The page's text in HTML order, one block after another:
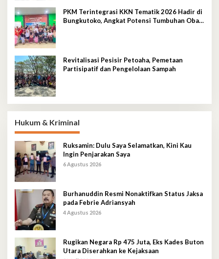
PKM Terintegrasi KKN Tematik 2026 Hadir di
Bungkutoko, Angkat Potensi Tumbuhan Obat
Revitalisasi Pesisir Petoaha, Pemetaan
Partisipatif dan Pengelolaan Sampah
Hukum & Kriminal
Ruksamin: Dulu Saya Selamatkan, Kini Kau
Ingin Penjarakan Saya
6 Agustus 2026
Burhanuddin Resmi Nonaktifkan Status Jaksa
pada Febrie Adriansyah
4 Agustus 2026
Rugikan Negara Rp 475 Juta, Eks Kades Buton
Utara Diserahkan ke Kejaksaan